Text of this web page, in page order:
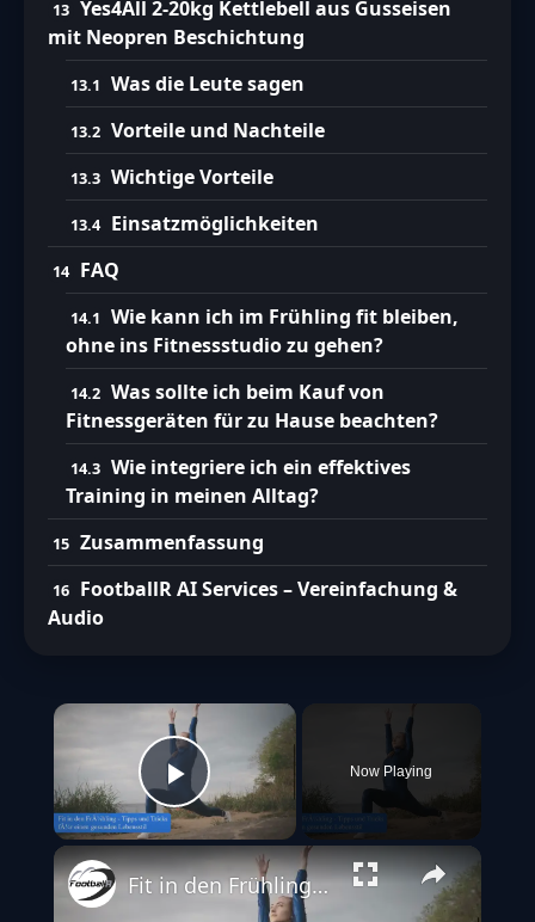
Yes4All 2-20kg Kettlebell aus Gusseisen
mit Neopren Beschichtung
Was die Leute sagen
Vorteile und Nachteile
Wichtige Vorteile
Einsatzmöglichkeiten
FAQ
Wie kann ich im Frühling fit bleiben,
ohne ins Fitnessstudio zu gehen?
Was sollte ich beim Kauf von
Fitnessgeräten für zu Hause beachten?
Wie integriere ich ein effektives
Training in meinen Alltag?
Zusammenfassung
FootballR AI Services – Vereinfachung &
Audio
×
Play Video
Now Playing
Fit in den Frühling - Tipps und Tricks für einen gesunden Lebensstil